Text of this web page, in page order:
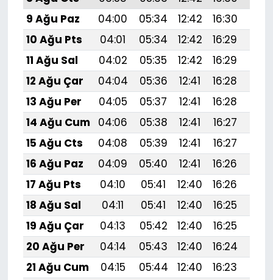
9 Ağu Paz
04:00 05:34 12:42 16:30
10 Ağu Pts
04:01 05:34 12:42 16:29
11 Ağu Sal
04:02 05:35 12:42 16:29
12 Ağu Çar
04:04 05:36 12:41 16:28
13 Ağu Per
04:05 05:37 12:41 16:28
14 Ağu Cum
04:06 05:38 12:41 16:27
15 Ağu Cts
04:08 05:39 12:41 16:27
16 Ağu Paz
04:09 05:40 12:41 16:26
17 Ağu Pts
04:10 05:41 12:40 16:26
18 Ağu Sal
04:11 05:41 12:40 16:25
19 Ağu Çar
04:13 05:42 12:40 16:25
20 Ağu Per
04:14 05:43 12:40 16:24
21 Ağu Cum
04:15 05:44 12:40 16:23